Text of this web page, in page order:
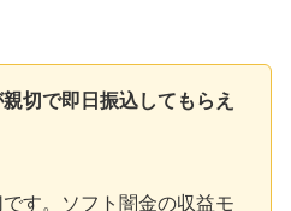
切で即日振込してもらえ
す。ソフト闇金の収益モ